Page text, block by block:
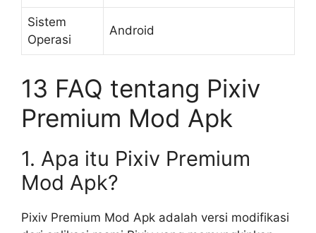
Sistem
Operasi
Android
13 FAQ tentang Pixiv
Premium Mod Apk
1. Apa itu Pixiv Premium
Mod Apk?
Pixiv Premium Mod Apk adalah versi modifikasi